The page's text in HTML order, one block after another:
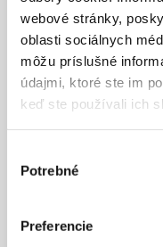
webové stránky,
oblasti sociálnych
môžu príslušné
údajmi, ktoré ste im
keď ste používali ich
súhlasu
Potrebné
Preferencie